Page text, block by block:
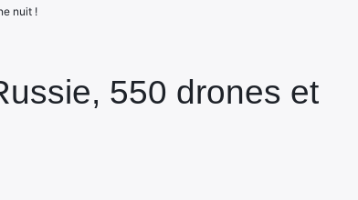
550 drones et
nuit !